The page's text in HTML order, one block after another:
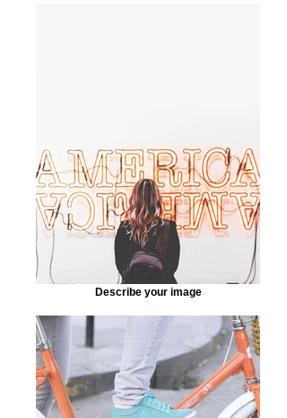
Describe your image